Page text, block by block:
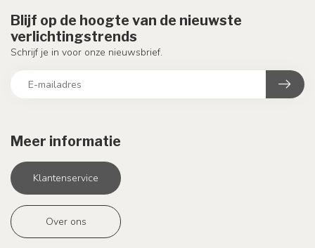
Meer informatie
Klantenservice
Over ons
Blijf op de hoogte van de nieuwste
verlichtingstrends
Schrijf je in voor onze nieuwsbrief.